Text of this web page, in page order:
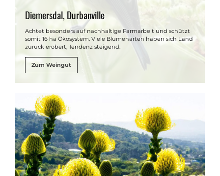
Diemersdal, Durbanville
Achtet besonders auf nachhaltige Farmarbeit und schützt
somit 16 ha Ökosystem. Viele Blumenarten haben sich Land
zurück erobert, Tendenz steigend.
Zum Weingut